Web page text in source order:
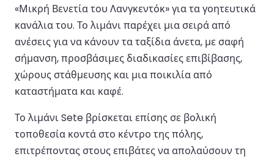
«Μικρή Βενετία του Λανγκεντόκ» για τα γοητευτικά
κανάλια του. Το λιμάνι παρέχει μια σειρά από
ανέσεις για να κάνουν τα ταξίδια άνετα, με σαφή
σήμανση, προσβάσιμες διαδικασίες επιβίβασης,
χώρους στάθμευσης και μια ποικιλία από
καταστήματα και καφέ.
Το λιμάνι Sete βρίσκεται επίσης σε βολική
τοποθεσία κοντά στο κέντρο της πόλης,
επιτρέποντας στους επιβάτες να απολαύσουν τη